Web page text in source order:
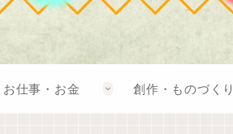
お仕事・お金 創作・ものづくり